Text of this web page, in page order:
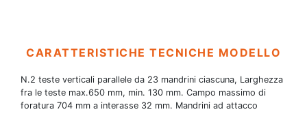
CARATTERISTICHE TECNICHE MODELLO
N.2 teste verticali parallele da 23 mandrini ciascuna, Larghezza
fra le teste max.650 mm, min. 130 mm. Campo massimo di
foratura 704 mm a interasse 32 mm. Mandrini ad attacco